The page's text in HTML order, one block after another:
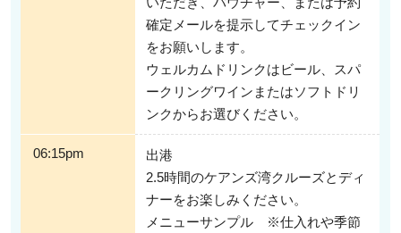
確定メールを提示してチェックイン
をお願いします。
ウェルカムドリンクはビール、スパ
ークリングワインまたはソフトドリ
ンクからお選びください。
06:15pm
出港
2.5時間のケアンズ湾クルーズとディ
ナーをお楽しみください。
メニューサンプル ※仕入れや季節